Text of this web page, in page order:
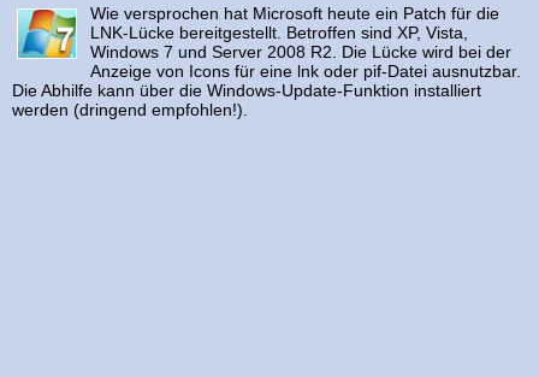
Wie versprochen hat Microsoft heute ein Patch für die
LNK-Lücke bereitgestellt. Betroffen sind XP, Vista,
Windows 7 und Server 2008 R2. Die Lücke wird bei der
Anzeige von Icons für eine lnk oder pif-Datei ausnutzbar.
Die Abhilfe kann über die Windows-Update-Funktion installiert
werden (dringend empfohlen!).